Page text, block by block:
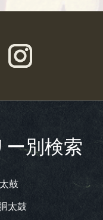
別検索
鼓
太鼓